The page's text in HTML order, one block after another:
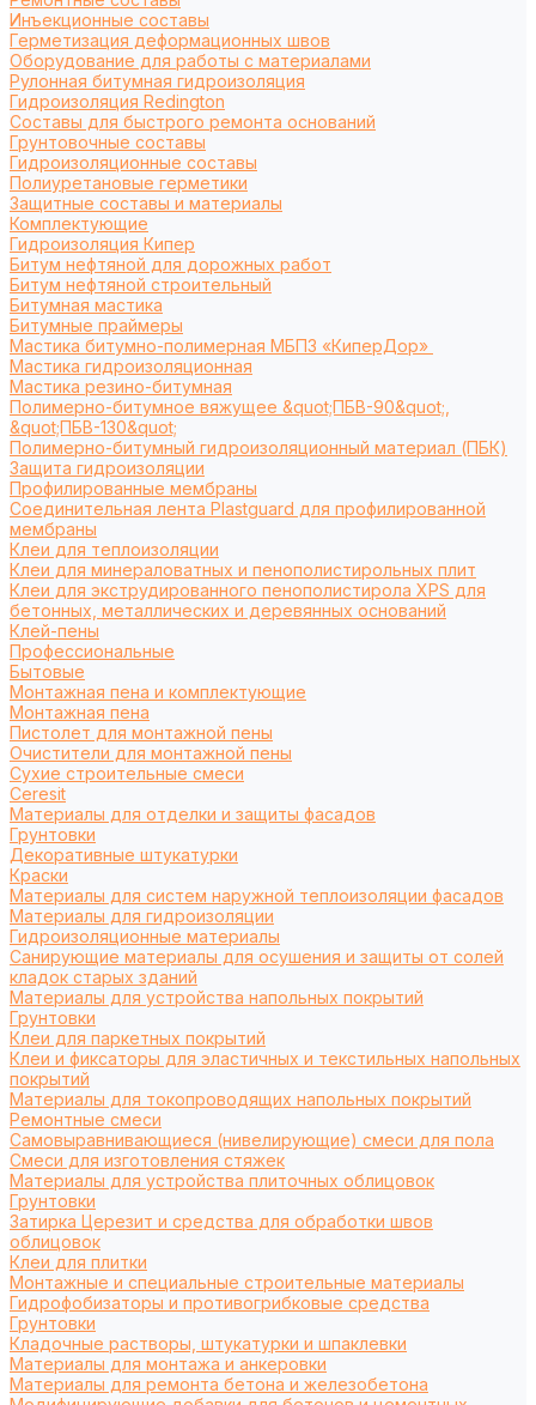
Инъекционные составы
Герметизация деформационных швов
Оборудование для работы с материалами
Рулонная битумная гидроизоляция
Гидроизоляция Redington
Составы для быстрого ремонта оснований
Грунтовочные составы
Гидроизоляционные составы
Полиуретановые герметики
Защитные составы и материалы
Комплектующие
Гидроизоляция Кипер
Битум нефтяной для дорожных работ
Битум нефтяной строительный
Битумная мастика
Битумные праймеры
Мастика битумно-полимерная МБПЗ «КиперДор»
Мастика гидроизоляционная
Мастика резино-битумная
Полимерно-битумное вяжущее &quot;ПБВ-90&quot;,
&quot;ПБВ-130&quot;
Полимерно-битумный гидроизоляционный материал (ПБК)
Защита гидроизоляции
Профилированные мембраны
Соединительная лента Plastguard для профилированной
мембраны
Клеи для теплоизоляции
Клеи для минераловатных и пенополистирольных плит
Клеи для экструдированного пенополистирола XPS для
бетонных, металлических и деревянных оснований
Клей-пены
Профессиональные
Бытовые
Монтажная пена и комплектующие
Монтажная пена
Пистолет для монтажной пены
Очистители для монтажной пены
Сухие строительные смеси
Ceresit
Материалы для отделки и защиты фасадов
Грунтовки
Декоративные штукатурки
Краски
Материалы для систем наружной теплоизоляции фасадов
Материалы для гидроизоляции
Гидроизоляционные материалы
Санирующие материалы для осушения и защиты от солей
кладок старых зданий
Материалы для устройства напольных покрытий
Грунтовки
Клеи для паркетных покрытий
Клеи и фиксаторы для эластичных и текстильных напольных
покрытий
Материалы для токопроводящих напольных покрытий
Ремонтные смеси
Самовыравнивающиеся (нивелирующие) смеси для пола
Смеси для изготовления стяжек
Материалы для устройства плиточных облицовок
Грунтовки
Затирка Церезит и средства для обработки швов
облицовок
Клеи для плитки
Монтажные и специальные строительные материалы
Гидрофобизаторы и противогрибковые средства
Грунтовки
Кладочные растворы, штукатурки и шпаклевки
Материалы для монтажа и анкеровки
Материалы для ремонта бетона и железобетона